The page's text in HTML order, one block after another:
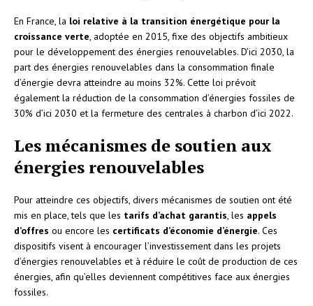
En France, la loi relative à la transition énergétique pour la
croissance verte, adoptée en 2015, fixe des objectifs ambitieux
pour le développement des énergies renouvelables. D’ici 2030, la
part des énergies renouvelables dans la consommation finale
d’énergie devra atteindre au moins 32%. Cette loi prévoit
également la réduction de la consommation d’énergies fossiles de
30% d’ici 2030 et la fermeture des centrales à charbon d’ici 2022.
Les mécanismes de soutien aux
énergies renouvelables
Pour atteindre ces objectifs, divers mécanismes de soutien ont été
mis en place, tels que les tarifs d’achat garantis, les appels
d’offres ou encore les certificats d’économie d’énergie. Ces
dispositifs visent à encourager l’investissement dans les projets
d’énergies renouvelables et à réduire le coût de production de ces
énergies, afin qu’elles deviennent compétitives face aux énergies
fossiles.